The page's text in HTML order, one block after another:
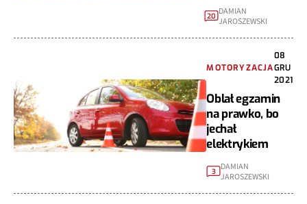
20 DAMIAN
JAROSZEWSKI
MOTORYZACJA
08
GRU
2021
Oblał egzamin
na prawko, bo
jechał
elektrykiem
3 DAMIAN
JAROSZEWSKI